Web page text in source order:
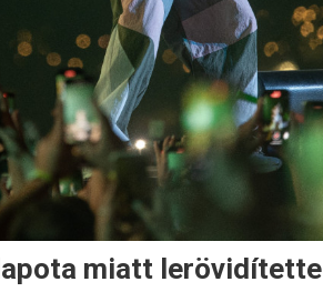
miatt